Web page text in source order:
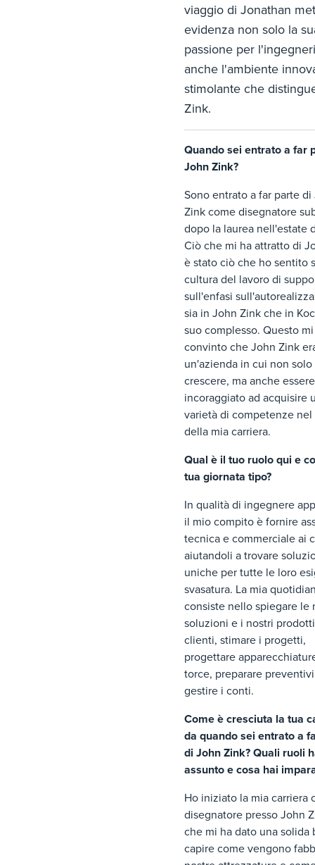
viaggio di Jonathan
evidenza non solo la
passione per
anche l'ambiente
stimolante che
Zink.
Quando sei entrato a far
John Zink?
Sono entrato a far parte
Zink come disegnatore
dopo la laurea nell'estate
Ciò che mi ha attratto di
è stato ciò che ho sentito
cultura del lavoro di
sull'enfasi
sia in John Zink che in
suo complesso. Questo
convinto che John Zink
un'azienda in cui non
crescere, ma anche essere
incoraggiato ad acquisire
varietà di competenze nel
della mia carriera.
Qual è il tuo ruolo qui e
tua giornata tipo?
In qualità di ingegnere
il mio compito è fornire
tecnica e commerciale ai
aiutandoli a trovare
uniche per tutte le loro
svasatura. La mia
consiste nello spiegare le
soluzioni e i nostri
clienti, stimare i progetti,
progettare
torce, preparare
gestire i conti.
Come è cresciuta la tua
da quando sei entrato a
di John Zink? Quali ruoli
assunto e cosa hai
Ho iniziato la mia carriera
disegnatore presso John
che mi ha dato una solida
capire come vengono